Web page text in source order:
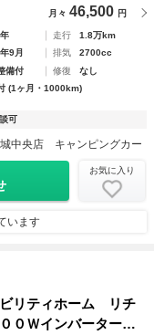
月々 46,500 円
走行
1.8万km
9月 排気
2700cc
備付 修復
なし
(1ヶ月・1000km)
可
中央店 キャンピングカー
お気に入り
います
リティホーム リチ
０Ｗインバーター